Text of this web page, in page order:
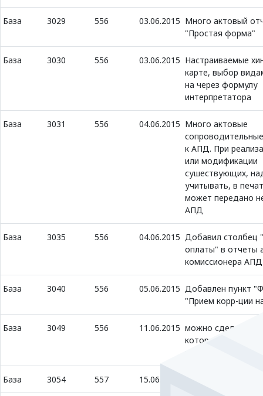
База 3029 556 03.06.2015 Много актовый
"Простая форма"
База 3030 556 03.06.2015 Настраиваемые
карте, выбор
на через формулу
интерпретатора
База 3031 556 04.06.2015 Много актовые
к АПД. При
или модификации
сушествующих,
учитывать, в
может передано
АПД
База 3035 556 04.06.2015 Добавил столбец
оплаты" в отчеты
комиссионера АПД
База 3040 556 05.06.2015 Добавлен пункт
"Прием корр-ции
База 3049 556 11.06.2015 можно сделать
которая
База 3054 557 15.06.2015 Отчеты-Касса-